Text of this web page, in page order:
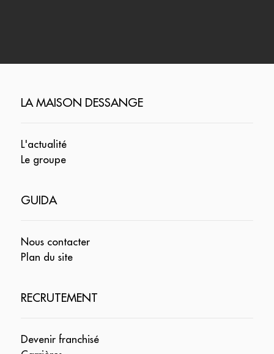
LA MAISON DESSANGE
L'actualité
Le groupe
GUIDA
Nous contacter
Plan du site
RECRUTEMENT
Devenir franchisé